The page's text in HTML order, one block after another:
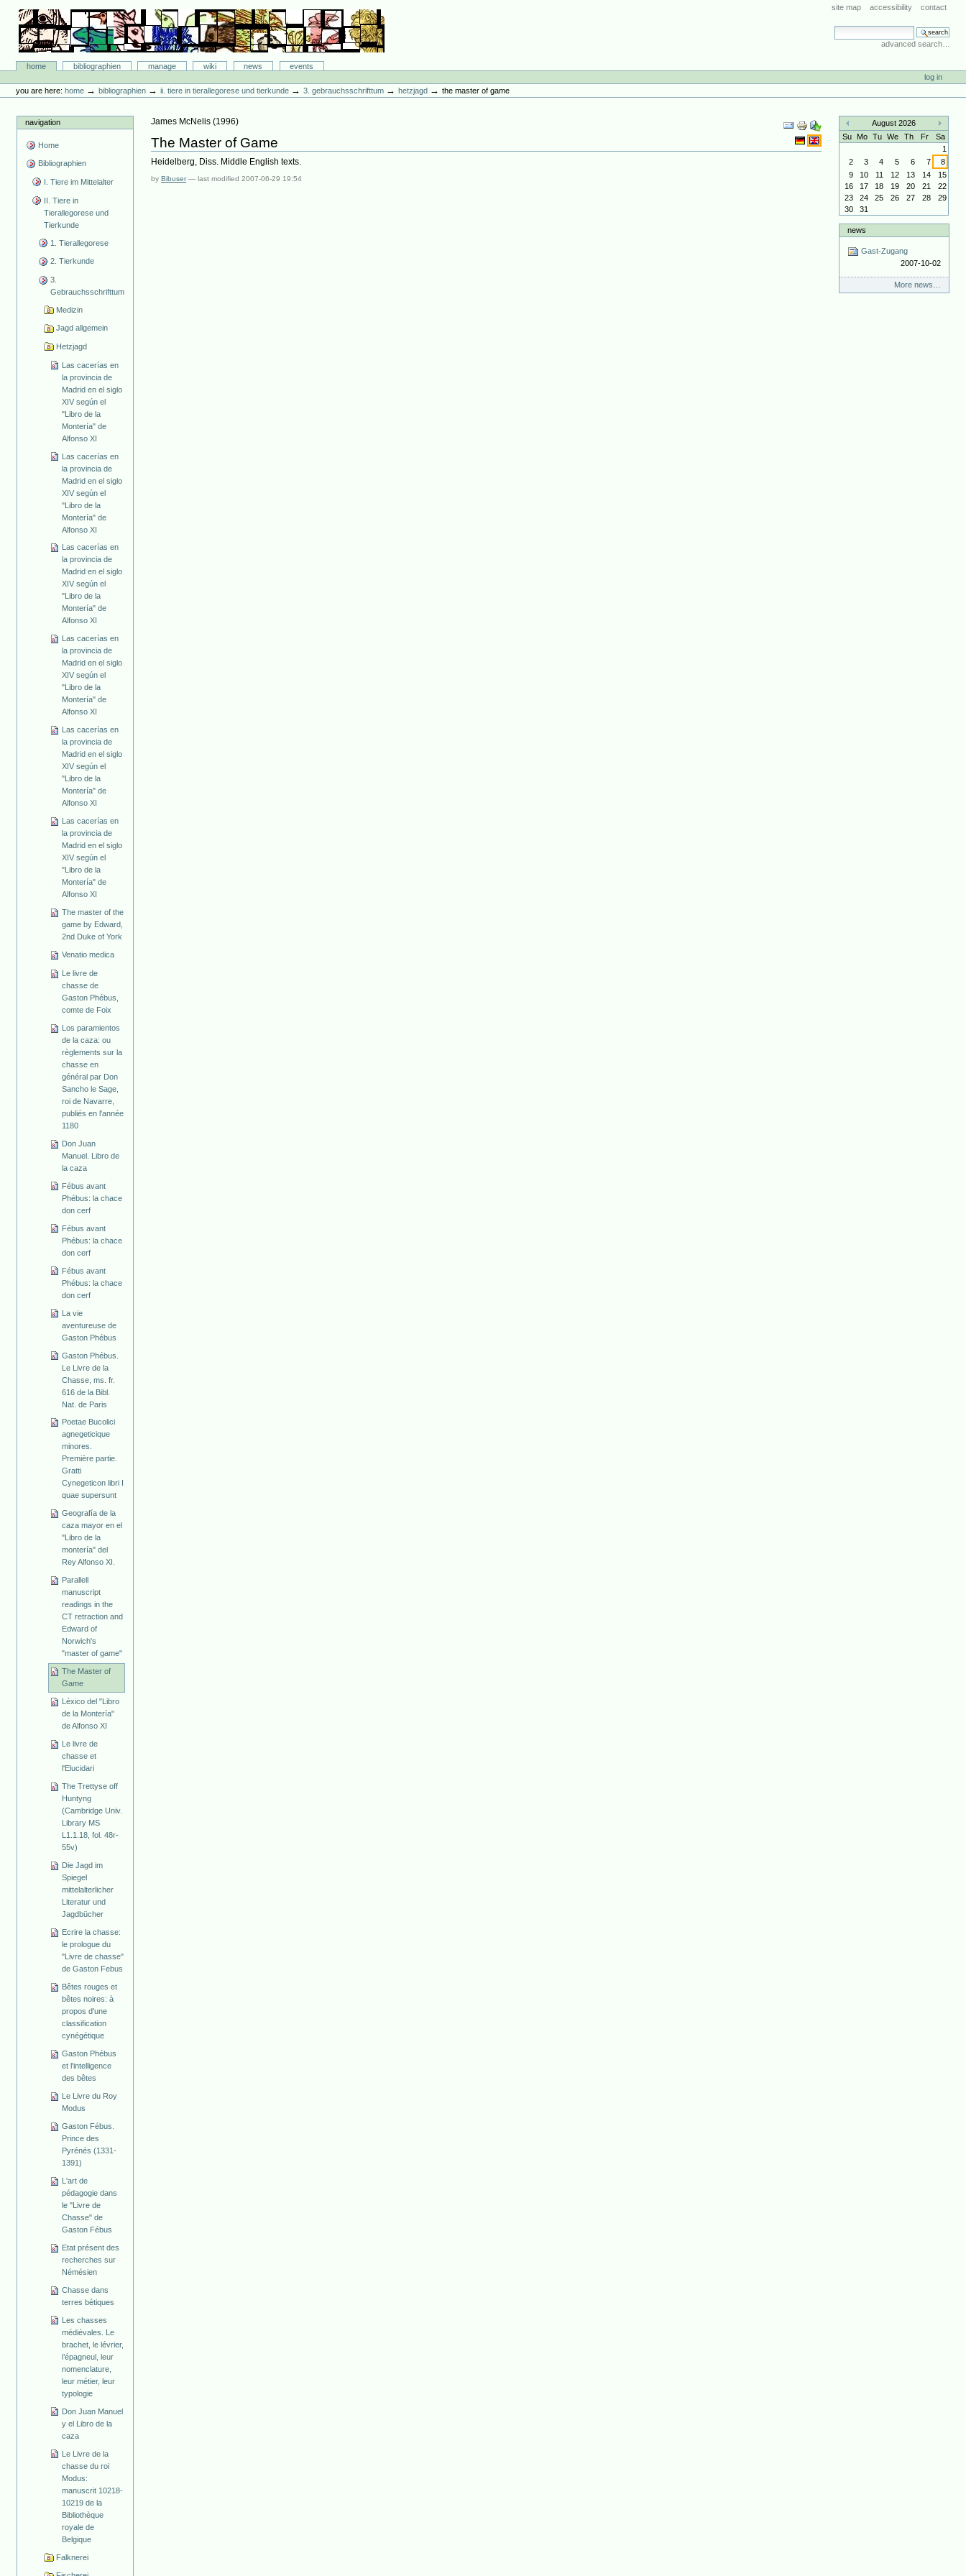
content.
navigation
site map accessibility contact
search site
advanced search…
Bibliographie-Portal
Sectionshome bibliographien manage wiki news
events
tools
log in
you are here: home →bibliographien →ii. tiere in tierallegorese und tierkunde →3. gebrauchsschrifttum →hetzjagd →the master of game
navigation
Home
Bibliographien
I. Tiere im Mittelalter
II. Tiere in
Tierallegorese und
Tierkunde
1. Tierallegorese
2. Tierkunde
3.
Gebrauchsschrifttum
Medizin
Jagd allgemein
Hetzjagd
Las cacerías en
la provincia de
Madrid en el siglo
XIV según el
"Libro de la
Montería" de
Alfonso XI
Las cacerías en
la provincia de
Madrid en el siglo
XIV según el
"Libro de la
Montería" de
Alfonso XI
Las cacerías en
la provincia de
Madrid en el siglo
XIV según el
"Libro de la
Montería" de
Alfonso XI
Las cacerías en
la provincia de
Madrid en el siglo
XIV según el
"Libro de la
Montería" de
Alfonso XI
Las cacerías en
la provincia de
Madrid en el siglo
XIV según el
"Libro de la
Montería" de
Alfonso XI
Las cacerías en
la provincia de
Madrid en el siglo
XIV según el
"Libro de la
Montería" de
Alfonso XI
The master of the
game by Edward,
2nd Duke of York
Venatio medica
Le livre de
chasse de
Gaston Phébus,
comte de Foix
Los paramientos
de la caza: ou
règlements sur la
chasse en
général par Don
Sancho le Sage,
roi de Navarre,
publiés en l'année
1180
Don Juan
Manuel. Libro de
la caza
Fébus avant
Phébus: la chace
don cerf
Fébus avant
Phébus: la chace
don cerf
Fébus avant
Phébus: la chace
don cerf
La vie
aventureuse de
Gaston Phébus
Gaston Phébus.
Le Livre de la
Chasse, ms. fr.
616 de la Bibl.
Nat. de Paris
Poetae Bucolici
agnegeticique
minores.
Première partie.
Gratti
Cynegeticon libri I
quae supersunt
Geografía de la
caza mayor en el
"Libro de la
montería" del
Rey Alfonso XI.
Parallell
manuscript
readings in the
CT retraction and
Edward of
Norwich's
"master of game"
The Master of
Game
Léxico del "Libro
de la Montería"
de Alfonso XI
Le livre de
chasse et
l'Elucidari
The Trettyse off
Huntyng
(Cambridge Univ.
Library MS
L1.1.18, fol. 48r-
55v)
Die Jagd im
Spiegel
mittelalterlicher
Literatur und
Jagdbücher
Ecrire la chasse:
le prologue du
"Livre de chasse"
de Gaston Febus
Bêtes rouges et
bêtes noires: à
propos d'une
classification
cynégétique
Gaston Phébus
et l'intelligence
des bêtes
Le Livre du Roy
Modus
Gaston Fébus.
Prince des
Pyrénés (1331-
1391)
L'art de
pédagogie dans
le "Livre de
Chasse" de
Gaston Fébus
Etat présent des
recherches sur
Némésien
Chasse dans
terres bétiques
Les chasses
médiévales. Le
brachet, le lévrier,
l’épagneul, leur
nomenclature,
leur métier, leur
typologie
Don Juan Manuel
y el Libro de la
caza
Le Livre de la
chasse du roi
Modus:
manuscrit 10218-
10219 de la
Bibliothèque
royale de
Belgique
Falknerei
Document
Actions
James McNelis (1996)
The Master of Game
Heidelberg, Diss. Middle English texts.
byBibuser —last modified2007-06-29 19:54
«
August 2026
»
Su Mo Tu We Th Fr
Sa
1
2
3 4 5 6 7
8
9
10 11 12 13 14
15
16
17 18 19 20 21
22
23
24 25 26 27 28
29
30
31
news
Gast-Zugang
2007-10-02
More news…